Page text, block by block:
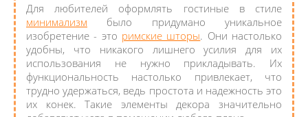
Для любителей оформлять гостиные в стиле
минимализм было придумано уникальное
изобретение - это римские шторы. Они настолько
удобны, что никакого лишнего усилия для их
использования не нужно прикладывать. Их
функциональность настолько привлекает, что
трудно удержаться, ведь простота и надежность это
их конек. Такие элементы декора значительно